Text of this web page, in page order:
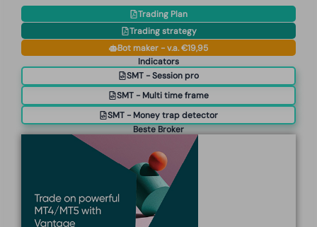
Trading Plan
Trading strategy
Bot maker - v.a. €19,95
Indicators
SMT - Session pro
SMT - Multi time frame
SMT - Money trap detector
Beste Broker